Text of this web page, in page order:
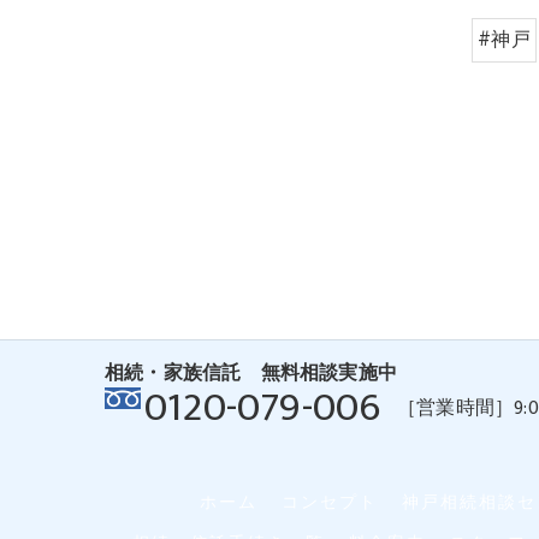
#神戸
相続・家族信託 無料相談実施中
0120-079-006 ［営業時間］